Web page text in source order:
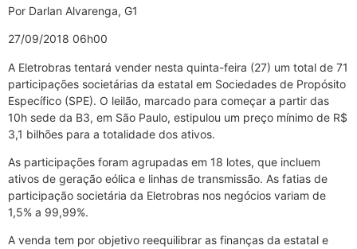
Por Darlan Alvarenga, G1
27/09/2018 06h00
A Eletrobras tentará vender nesta quinta-feira (27) um total de 71
participações societárias da estatal em Sociedades de Propósito
Específico (SPE). O leilão, marcado para começar a partir das
10h sede da B3, em São Paulo, estipulou um preço mínimo de R$
3,1 bilhões para a totalidade dos ativos.
As participações foram agrupadas em 18 lotes, que incluem
ativos de geração eólica e linhas de transmissão. As fatias de
participação societária da Eletrobras nos negócios variam de
1,5% a 99,99%.
A venda tem por objetivo reequilibrar as finanças da estatal e